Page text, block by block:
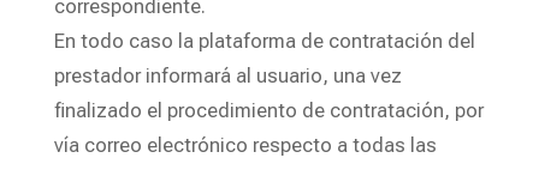
correspondiente.
En todo caso la plataforma de contratación del
prestador informará al usuario, una vez
finalizado el procedimiento de contratación, por
vía correo electrónico respecto a todas las